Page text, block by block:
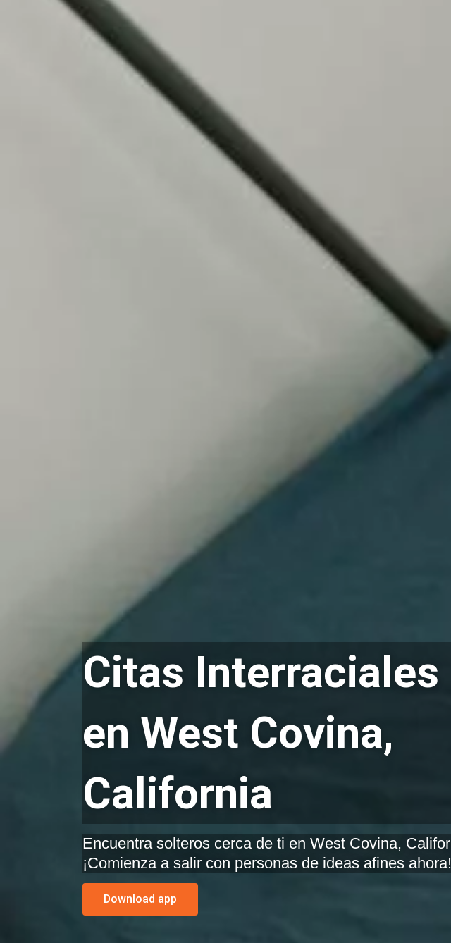
Citas Interraciales
en West Covina,
California
Encuentra solteros cerca de ti en West Covina, California.
¡Comienza a salir con personas de ideas afines ahora!
Download app